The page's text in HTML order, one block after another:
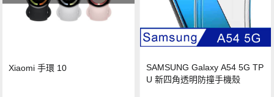
Xiaomi 手環 10
SAMSUNG Galaxy A54 5G TP
U 新四角透明防撞手機殼